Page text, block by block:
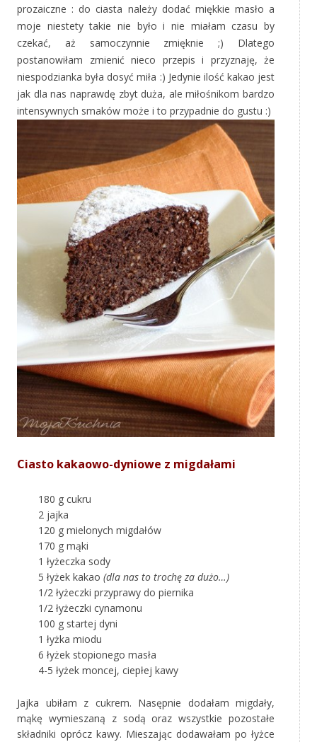
prozaiczne : do ciasta należy dodać miękkie masło a
moje niestety takie nie było i nie miałam czasu by
czekać, aż samoczynnie zmięknie ;) Dlatego
postanowiłam zmienić nieco przepis i przyznaję, że
niespodzianka była dosyć miła :) Jedynie ilość kakao jest
jak dla nas naprawdę zbyt duża, ale miłośnikom bardzo
intensywnych smaków może i to przypadnie do gustu :)
Ciasto kakaowo-dyniowe z migdałami
180 g cukru
2 jajka
120 g mielonych migdałów
170 g mąki
1 łyżeczka sody
5 łyżek kakao (dla nas to trochę za dużo…)
1/2 łyżeczki przyprawy do piernika
1/2 łyżeczki cynamonu
100 g startej dyni
1 łyżka miodu
6 łyżek stopionego masła
4-5 łyżek moncej, ciepłej kawy
Jajka ubiłam z cukrem. Nasępnie dodałam migdały,
mąkę wymieszaną z sodą oraz wszystkie pozostałe
składniki oprócz kawy. Mieszając dodawałam po łyżce